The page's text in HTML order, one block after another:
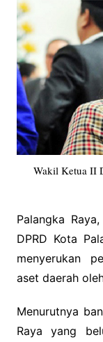
Wakil Ketua II
Palangka
DPRD Kota
menyerukan
aset daerah
Menurutnya
Raya yang